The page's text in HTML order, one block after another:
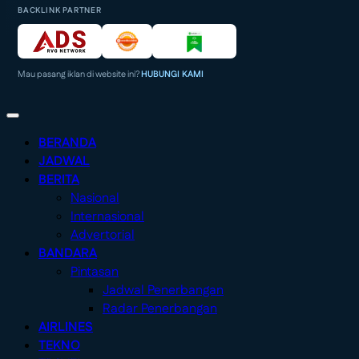
BACKLINK PARTNER
Mau pasang iklan di website ini?HUBUNGI KAMI
BERANDA
JADWAL
BERITA
Nasional
Internasional
Advertorial
BANDARA
Pintasan
Jadwal Penerbangan
Radar Penerbangan
AIRLINES
TEKNO